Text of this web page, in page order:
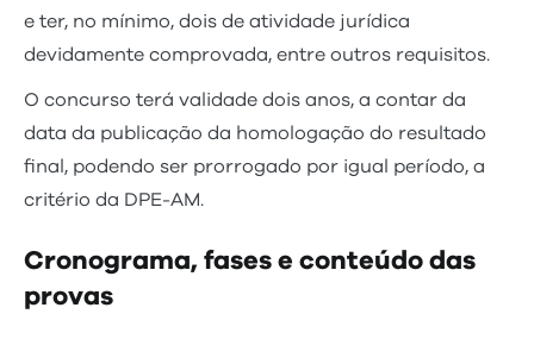
e ter, no mínimo, dois de atividade jurídica
devidamente comprovada, entre outros requisitos.
O concurso terá validade dois anos, a contar da
data da publicação da homologação do resultado
final, podendo ser prorrogado por igual período, a
critério da DPE-AM.
Cronograma, fases e conteúdo das
provas